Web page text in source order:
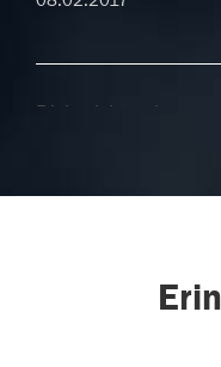
Dich nicht sehen
sprechen zu